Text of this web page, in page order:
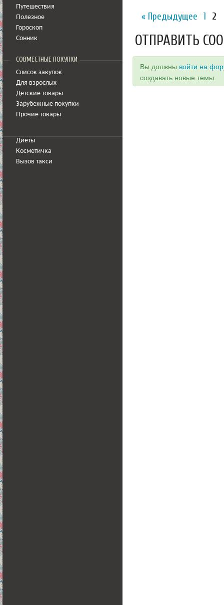
Путешествия
Полезное
Гороскоп
Сонник
СОВМЕСТНЫЕ ПОКУПКИ
Список закупок
Для взрослых
Детские товары
Зарубежные покупки
Прочие товары
Диеты
Косметичка
Вызов такси
« Предыдущее 1 2
ОТПРАВИТЬ
Вы должны войти на
создавать новые темы.